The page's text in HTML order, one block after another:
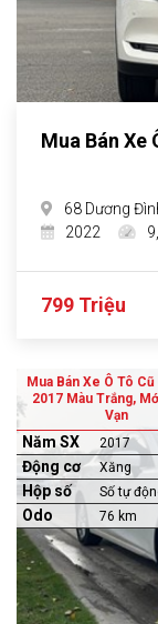
Mua Bán Xe
68 Dương
2022
799 Triệu
Mua Bán Xe Ô Tô
2017 Màu Trắng,
Vạn
Năm SX 2017
Động cơ Xăng
Hộp số Số tự
Odo 76 km